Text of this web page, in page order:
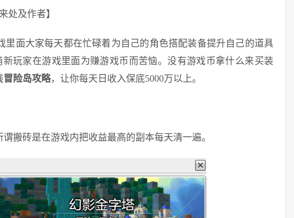
处及作者】
里面大家每天都在忙碌着为自己的角色搭配装备提升自己的道具
玩家在游戏里面为赚游戏币而苦恼。没有游戏币拿什么来买装
冒险岛攻略，让你每天日收入保底5000万以上。
搬砖是在游戏内把收益最高的副本每天清一遍。